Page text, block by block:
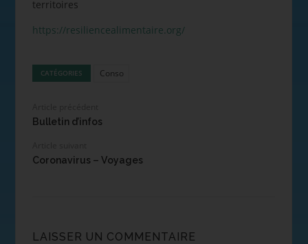
territoires
https://resiliencealimentaire.org/
CATÉGORIES Conso
Bulletin d’infos
Coronavirus – Voyages
LAISSER UN COMMENTAIRE